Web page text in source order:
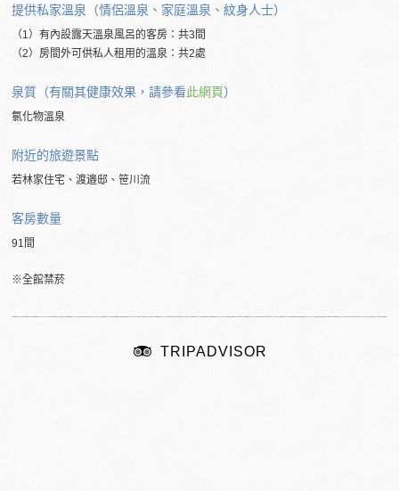
提供私家溫泉（情侶溫泉、家庭溫泉、紋身人士）
（1）有內設露天溫泉風呂的客房：共3間
（2）房間外可供私人租用的溫泉：共2處
泉質（有關其健康效果，請參看此網頁）
氯化物溫泉
附近的旅遊景點
若林家住宅、渡邉邸、笹川流
客房數量
91間
※全館禁菸
TRIPADVISOR